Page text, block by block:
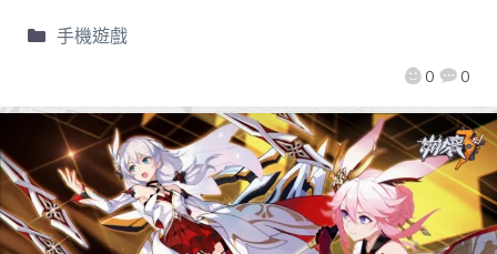
0 0
手機遊戲